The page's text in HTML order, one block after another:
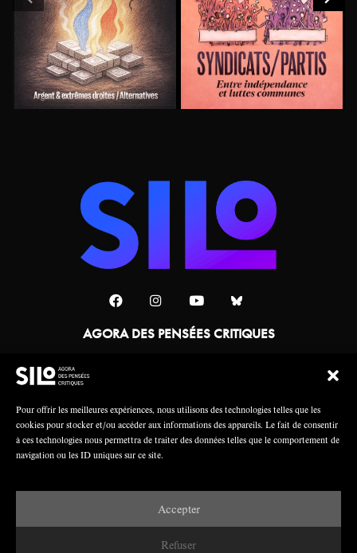
Pour offrir les meilleures expériences, nous utilisons des technologies telles que les
cookies pour stocker et/ou accéder aux informations des appareils. Le fait de consentir
à ces technologies nous permettra de traiter des données telles que le comportement de
navigation ou les ID uniques sur ce site.
Accepter
Refuser
AGORA DES PENSÉES CRITIQUES